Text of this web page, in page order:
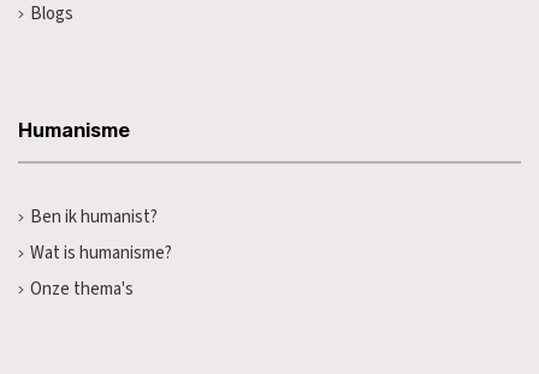
Blogs
Humanisme
Ben ik humanist?
Wat is humanisme?
Onze thema's